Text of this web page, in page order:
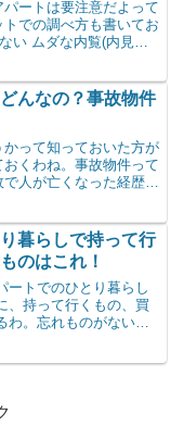
ートは要注意だよって
での調べ方も書いてお
い ムダな内覧(内見）
んなの？事故物件
って知っておいた方が
くわね。事故物件って
人が亡くなった経歴の
暮らしで持って行
のはこれ！
ートでのひとり暮らし
、持って行くもの、買
わ。忘れものがないよ